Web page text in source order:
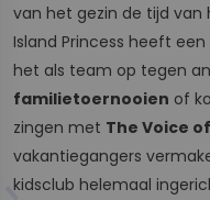
van het gezin de tijd van
Island Princess heeft
het als team op tegen
familietoernooien of
zingen met The Voice
vakantiegangers
kidsclub helemaal